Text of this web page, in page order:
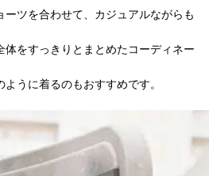
ーツを合わせて、カジュアルながらも
体をすっきりとまとめたコーディネー
うに着るのもおすすめです。